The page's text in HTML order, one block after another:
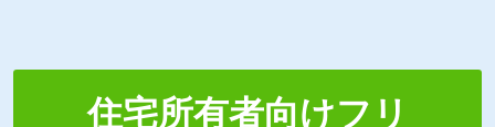
住宅所有者向けフリ